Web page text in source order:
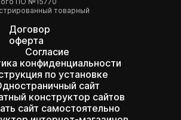
товарный
Договор
оферта
Согласие
конфиденциальности
по установке
сайт
конструктор сайтов
сайт самостоятельно